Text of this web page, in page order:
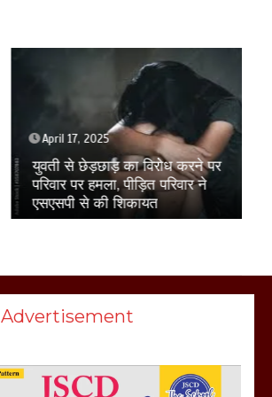
April 17, 2025
युवती से छेड़छाड़ का विरोध करने पर
परिवार पर हमला, पीड़ित परिवार ने
एसएसपी से की शिकायत
Advertisement
मेरठ सुराजकुंड शमशान
घाट में चिता से अस्थि
उठाकर खाते कुत्ते का
वीडियो इंटरनेट पर जमकर
नहस,मोहल्ले वालों के साथ
की गई गाली गलोच ,कहा